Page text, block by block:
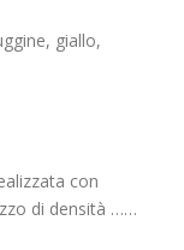
giallo,
con
di densità ……